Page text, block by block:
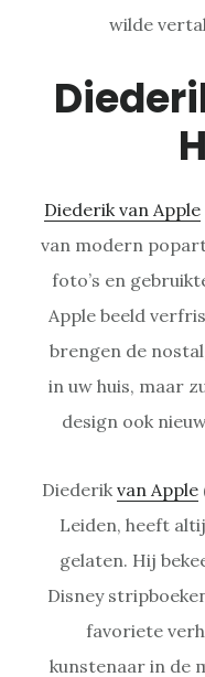
wilde
Diederik van Apple
van modern
foto’s en
Apple beeld
brengen de
in uw huis, maar
design ook
Diederik van Apple
Leiden, heeft
gelaten. Hij
Disney
favoriete
kunstenaar in de